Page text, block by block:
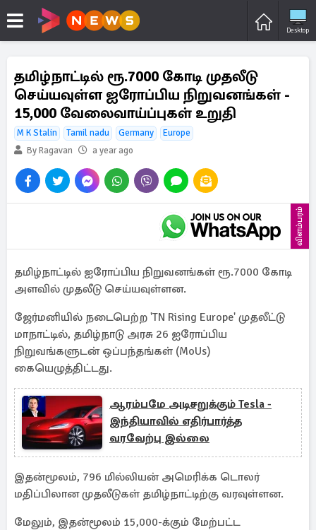
Desktop
தமிழ்நாட்டில் ரூ.7000 கோடி முதலீடு
செய்யவுள்ள ஐரோப்பிய நிறுவனங்கள் -
15,000 வேலைவாய்ப்புகள் உறுதி
M K Stalin Tamil nadu Germany
Europe
By Ragavan
a year ago
விளம்பரம்
தமிழ்நாட்டில் ஐரோப்பிய நிறுவனங்கள் ரூ.7000 கோடி
அளவில் முதலீடு செய்யவுள்ளன.
ஜேர்மனியில் நடைபெற்ற 'TN Rising Europe' முதலீட்டு
மாநாட்டில், தமிழ்நாடு அரசு 26 ஐரோப்பிய
நிறுவங்களுடன் ஒப்பந்தங்கள் (MoUs)
கையெழுத்திட்டது.
ஆரம்பமே அடிசறுக்கும் Tesla -
இந்தியாவில் எதிர்பார்த்த
வரவேற்பு இல்லை
இதன்மூலம், 796 மில்லியன் அமெரிக்க டொலர்
மதிப்பிலான முதலீடுகள் தமிழ்நாட்டிற்கு வரவுள்ளன.
மேலும், இதன்மூலம் 15,000-க்கும் மேற்பட்ட